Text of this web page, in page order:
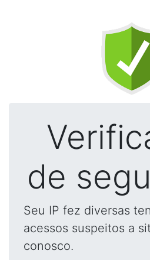
de
Seu IP fez diversas
acessos suspeitos a
conosco.